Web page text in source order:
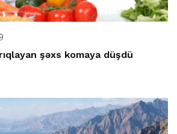
şəxs komaya düşdü